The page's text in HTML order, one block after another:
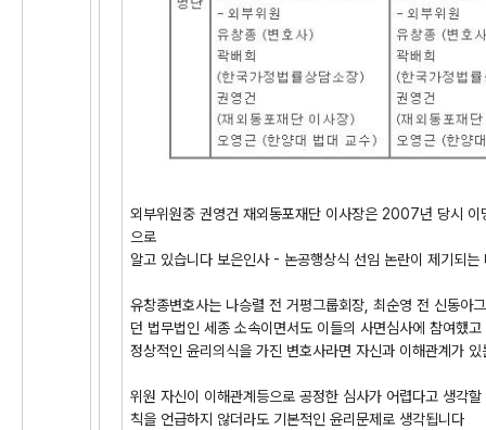
외부위원중 권영건 재외동포재단 이사장은 2007년 당시
으로
알고 있습니다 보은인사 - 논공행상식 선임 논란이 제기되는
유창종변호사는 나승렬 전 거평그룹회장, 최순영 전 신동아
던 법무법인 세종 소속이면서도 이들의 사면심사에 참여했
정상적인 윤리의식을 가진 변호사라면 자신과 이해관계가
위원 자신이 이해관계등으로 공정한 심사가 어렵다고 생각
칙을 언급하지 않더라도 기본적인 윤리문제로 생각됩니다